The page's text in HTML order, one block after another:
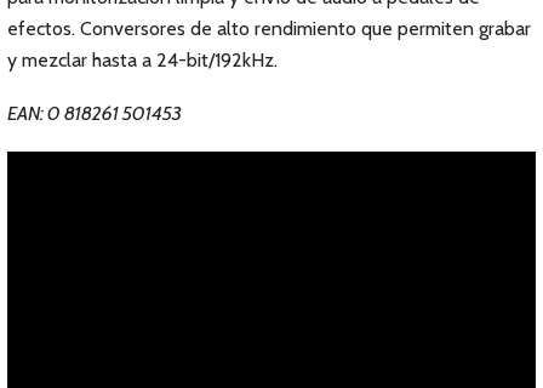
efectos. Conversores de alto rendimiento que permiten grabar
y mezclar hasta a 24-bit/192kHz.
EAN: 0 818261 501453